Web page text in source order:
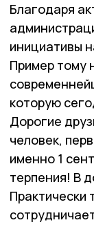
Благодаря
инициативы
Пример тому
которую
Дорогие
человек,
именно 1
терпения! В
Практически